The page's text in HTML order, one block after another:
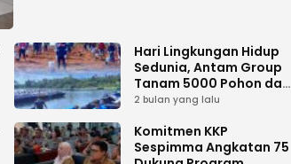
Hari Lingkungan Hidup
Sedunia, Antam Group
Tanam 5000 Pohon dan
Aksi Bersih di Sofifi
2 bulan yang lalu
Komitmen KKP
Sespimma Angkatan 75